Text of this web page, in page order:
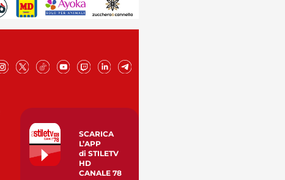
SCARICA
L’APP
di STILETV
HD
CANALE 78